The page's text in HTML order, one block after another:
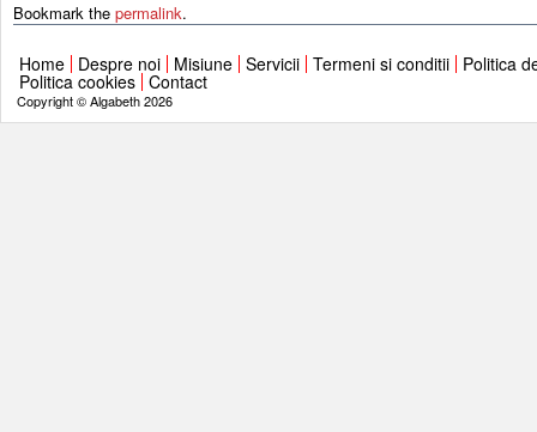
Bookmark the permalink.
Home Despre noi Misiune Servicii Termeni si conditii Politica
Politica cookies Contact
Copyright © Algabeth 2026